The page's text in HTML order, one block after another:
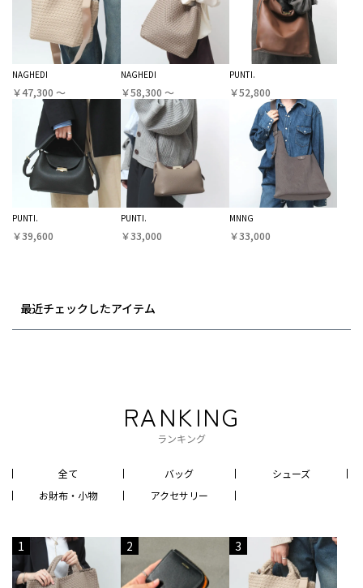
NAGHEDI
￥47,300 〜
NAGHEDI
￥58,300 〜
PUNTI.
￥52,800
PUNTI.
￥39,600
PUNTI.
￥33,000
MNNG
￥33,000
最近チェックしたアイテム
RANKING
ランキング
全て バッグ
シューズ
お財布・小物
アクセサリー
1 2 3